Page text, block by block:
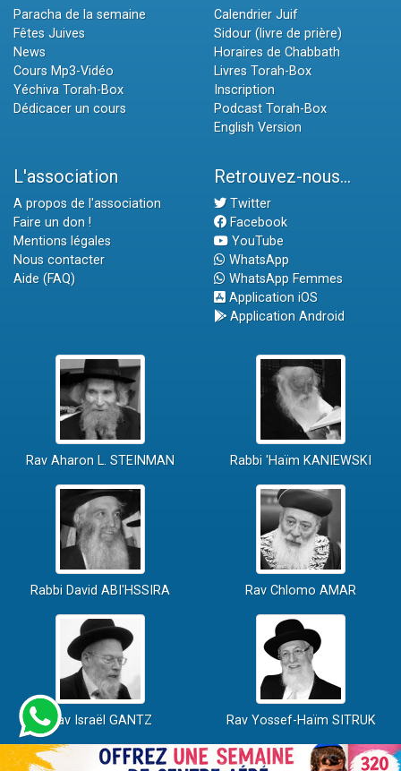
Paracha de la semaine
Fêtes Juives
News
Cours Mp3-Vidéo
Yéchiva Torah-Box
Dédicacer un cours
Calendrier Juif
Sidour (livre de prière)
Horaires de Chabbath
Livres Torah-Box
Inscription
Podcast Torah-Box
English Version
L'association
A propos de l'association
Faire un don !
Mentions légales
Nous contacter
Aide (FAQ)
Retrouvez-nous...
Twitter
Facebook
YouTube
WhatsApp
WhatsApp Femmes
Application iOS
Application Android
Rav Aharon L. STEINMAN Rabbi 'Haïm KANIEWSKI
Rabbi David ABI'HSSIRA Rav Chlomo AMAR
Rav Israël GANTZ Rav Yossef-Haïm SITRUK